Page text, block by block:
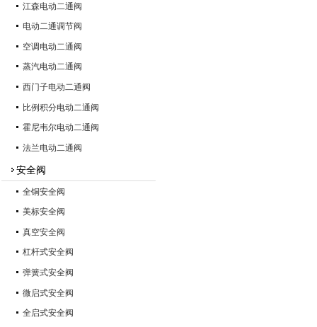
江森电动二通阀
电动二通调节阀
空调电动二通阀
蒸汽电动二通阀
西门子电动二通阀
比例积分电动二通阀
霍尼韦尔电动二通阀
法兰电动二通阀
安全阀
全铜安全阀
美标安全阀
真空安全阀
杠杆式安全阀
弹簧式安全阀
微启式安全阀
全启式安全阀